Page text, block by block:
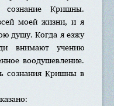
сознание Кришны.
моей жизни, и я
душу. Когда я езжу
внимают учению
воодушевление.
сознания Кришны в